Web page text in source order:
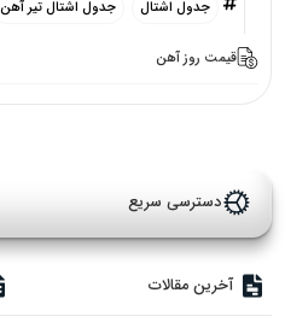
جدول اشتال جدول اشتال تیر آهن
قیمت روز آهن
دسترسی سریع
آخرین مقالات